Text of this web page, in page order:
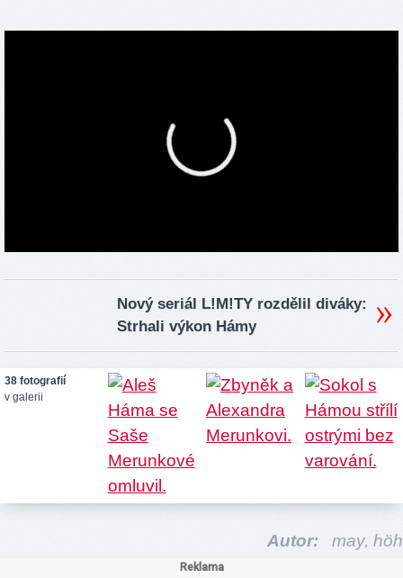
Nový seriál L!M!TY rozdělil diváky:
Strhali výkon Hámy
38 fotografií
v galerii
Autor: may, höh